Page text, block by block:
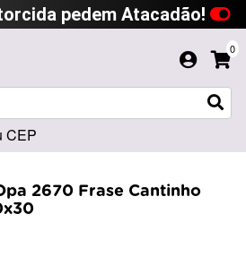
pedem Atacadão!
0
CEP
2670 Frase Cantinho